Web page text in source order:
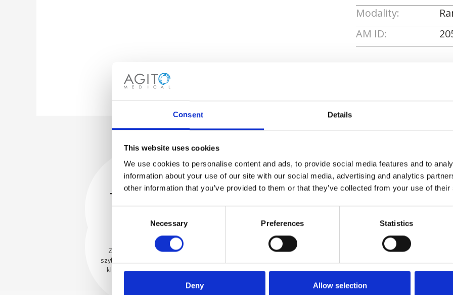
Consent Details
This website uses cookies
We use cookies to personalise content and ads, to provide social media features and to
information about your use of our site with our social media, advertising and analytics
other information that you’ve provided to them or that they’ve collected from your use of
Necessary Preferences Statistics
Deny Allow selection
Modality:
AM ID:
kontrola jakości
Zaczynamy od starannego
wyboru wysokiej jakości
skanerów obrazowych
WEWNĘTRZNE
Wszystkie części są
rygorystycznie testowane w
naszych zakładach
BEZPIECZNIE
ZAPAKOWANE
Każda pojedyncza część jest
użyciu odpowiednich
materiałów.
WYSYŁAMY Z
UFNOŚCIĄ
Zamówienia są wysyłane
szybko do naszych cenionych
klientów na całym świecie.